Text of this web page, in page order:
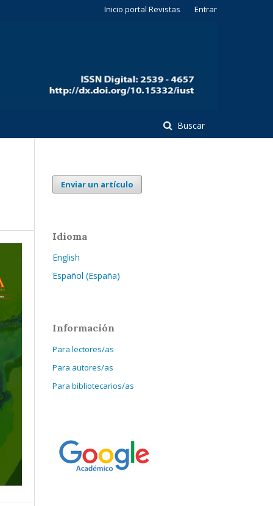
Buscar
Inicio portal Revistas Entrar
Enviar un artículo
Idioma
English
Español (España)
Información
Para lectores/as
Para autores/as
Para bibliotecarios/as